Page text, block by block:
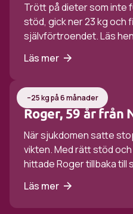
Trött på dieter som inte
stöd, gick ner 23 kg och
självförtroendet. Läs
Läs mer
–25 kg på 6 månader
Roger, 59 år från
När sjukdomen satte
vikten. Med rätt stöd
hittade Roger tillbaka till
Läs mer